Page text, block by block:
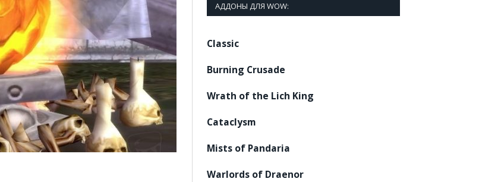
АДДОНЫ ДЛЯ WOW:
Classic
Burning Crusade
Wrath of the Lich King
Cataclysm
Mists of Pandaria
Warlords of Draenor